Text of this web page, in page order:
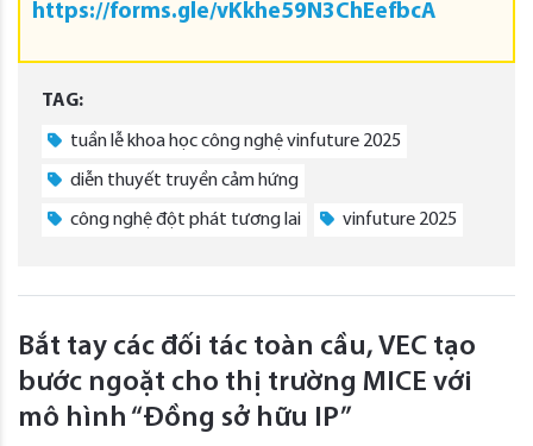
https://forms.gle/vKkhe59N3ChEefbcA
TAG:
tuần lễ khoa học công nghệ vinfuture 2025
diễn thuyết truyền cảm hứng
công nghệ đột phát tương lai vinfuture 2025
Bắt tay các đối tác toàn cầu, VEC tạo
bước ngoặt cho thị trường MICE với
mô hình “Đồng sở hữu IP”